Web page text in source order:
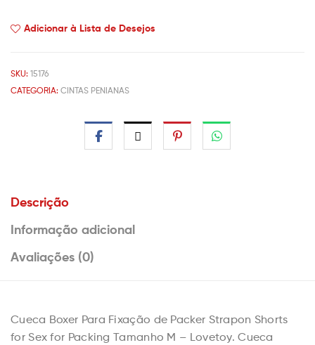
Adicionar à Lista de Desejos
SKU: 15176
CATEGORIA: CINTAS PENIANAS
Descrição
Informação adicional
Avaliações (0)
Cueca Boxer Para Fixação de Packer Strapon Shorts
for Sex for Packing Tamanho M – Lovetoy. Cueca